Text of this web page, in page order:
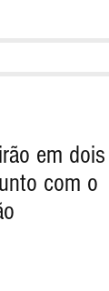
em dois
com o